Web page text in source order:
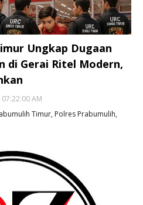
Ungkap Dugaan
di Gerai Ritel Modern,
AM
Timur, Polres Prabumulih,